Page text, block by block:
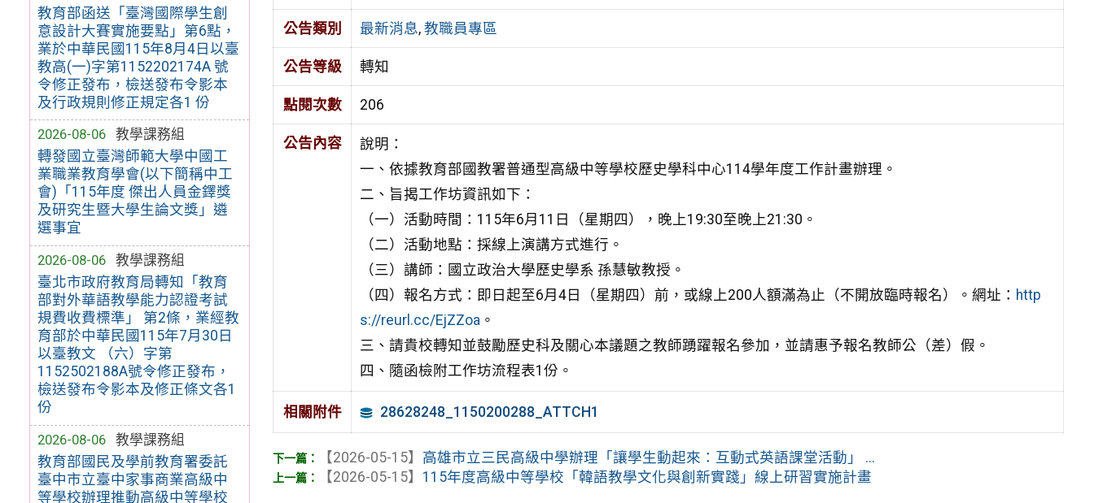
教育部函送「臺灣國際學生創
意設計大賽實施要點」第6點，
業於中華民國115年8月4日以臺
教高(一)字第1152202174A 號
令修正發布，檢送發布令影本
及行政規則修正規定各1 份
2026-08-06
教學課務組
轉發國立臺灣師範大學中國工
業職業教育學會(以下簡稱中工
會)「115年度 傑出人員金鐸獎
及研究生暨大學生論文獎」遴
選事宜
2026-08-06
教學課務組
臺北市政府教育局轉知「教育
部對外華語教學能力認證考試
規費收費標準」 第2條，業經教
育部於中華民國115年7月30日
以臺教文 （六）字第
1152502188A號令修正發布，
檢送發布令影本及修正條文各1
份
2026-08-06
教學課務組
教育部國民及學前教育署委託
臺中市立臺中家事商業高級中
等學校辦理推動高級中等學校
公告類別 最新消息, 教職員專區
公告等級 轉知
點閱次數 206
公告內容
說明：
一、依據教育部國教署普通型高級中等學校歷史學科中心114學年度工作計畫辦理。
二、旨揭工作坊資訊如下：
（一）活動時間：115年6月11日（星期四），晚上19:30至晚上21:30。
（二）活動地點：採線上演講方式進行。
（三）講師：國立政治大學歷史學系 孫慧敏教授。
（四）報名方式：即日起至6月4日（星期四）前，或線上200人額滿為止（不開放臨時報名）。網址： http
s://reurl.cc/EjZZoa。
三、請貴校轉知並鼓勵歷史科及關心本議題之教師踴躍報名參加，並請惠予報名教師公（差）假。
四、隨函檢附工作坊流程表1份。
相關附件 28628248_1150200288_ATTCH1
【2026-05-15】 高雄市立三民高級中學辦理「讓學生動起來：互動式英語課堂活動」 ...
【2026-05-15】 115年度高級中等學校「韓語教學文化與創新實踐」線上研習實施計畫